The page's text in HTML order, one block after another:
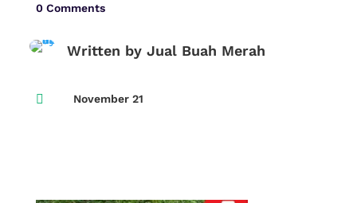
0 Comments
Written by Jual Buah Merah
 November 21